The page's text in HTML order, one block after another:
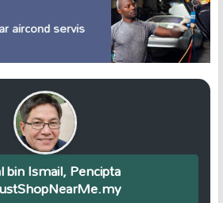
aircond servis
bin Ismail, Pencipta